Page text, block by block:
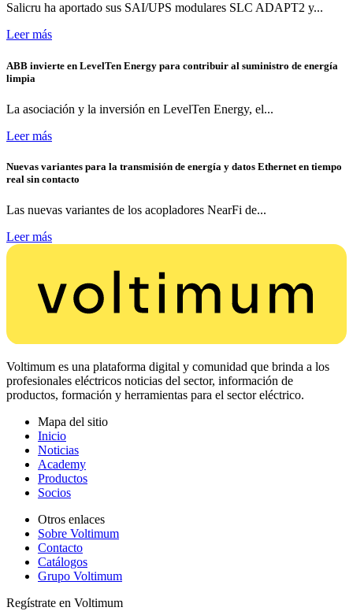
Salicru ha aportado sus SAI/UPS modulares SLC ADAPT2 y...
Leer más
ABB invierte en LevelTen Energy para contribuir al suministro de energía
limpia
La asociación y la inversión en LevelTen Energy, el...
Leer más
Nuevas variantes para la transmisión de energía y datos Ethernet en tiempo
real sin contacto
Las nuevas variantes de los acopladores NearFi de...
Leer más
Voltimum es una plataforma digital y comunidad que brinda a los
profesionales eléctricos noticias del sector, información de
productos, formación y herramientas para el sector eléctrico.
Mapa del sitio
Inicio
Noticias
Academy
Productos
Socios
Otros enlaces
Sobre Voltimum
Contacto
Catálogos
Grupo Voltimum
Regístrate en Voltimum